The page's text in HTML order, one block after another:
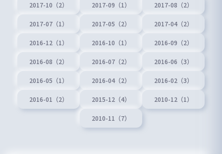
2017-10（2） 2017-09（1） 2017-08（2）
2017-07（1） 2017-05（2） 2017-04（2）
2016-12（1） 2016-10（1） 2016-09（2）
2016-08（2） 2016-07（2） 2016-06（3）
2016-05（1） 2016-04（2） 2016-02（3）
2016-01（2） 2015-12（4） 2010-12（1）
2010-11（7）